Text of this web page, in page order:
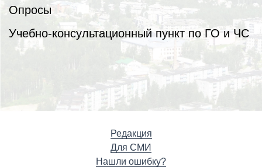
Опросы
Учебно-консультационный пункт по ГО и ЧС
Редакция
Для СМИ
Нашли ошибку?